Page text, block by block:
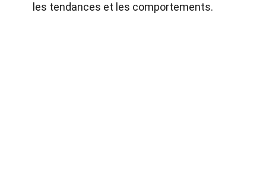
les tendances et les comportements.